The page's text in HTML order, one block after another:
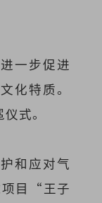
一步促进
化特质。
式。
和应对气
项目“王子